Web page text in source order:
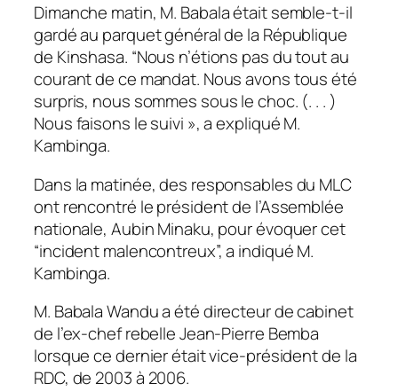
Dimanche matin, M. Babala était semble-t-il
gardé au parquet général de la République
de Kinshasa. “Nous n’étions pas du tout au
courant de ce mandat. Nous avons tous été
surpris, nous sommes sous le choc. (. . . )
Nous faisons le suivi », a expliqué M.
Kambinga.
Dans la matinée, des responsables du MLC
ont rencontré le président de l’Assemblée
nationale, Aubin Minaku, pour évoquer cet
“incident malencontreux”, a indiqué M.
Kambinga.
M. Babala Wandu a été directeur de cabinet
de l’ex-chef rebelle Jean-Pierre Bemba
lorsque ce dernier était vice-président de la
RDC, de 2003 à 2006.